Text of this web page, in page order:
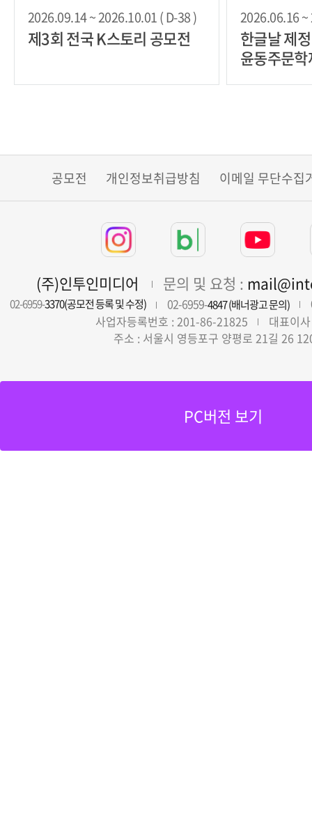
2026.09.14 ~ 2026.10.01 ( D-38 )
제3회 전국 K스토리 공모전
2026.06.16 ~
한글날 제
윤동주문
공모전 개인정보취급방침 이메일 무단수집
(주)인투인미디어 문의 및 요청 :
02-6959-3370(공모전 등록 및 수정) 02-6959-4847 (배너광고 문의)
사업자등록번호 : 201-86-21825
대표이
주소 : 서울시 영등포구 양평로 21길 26
PC버전 보기